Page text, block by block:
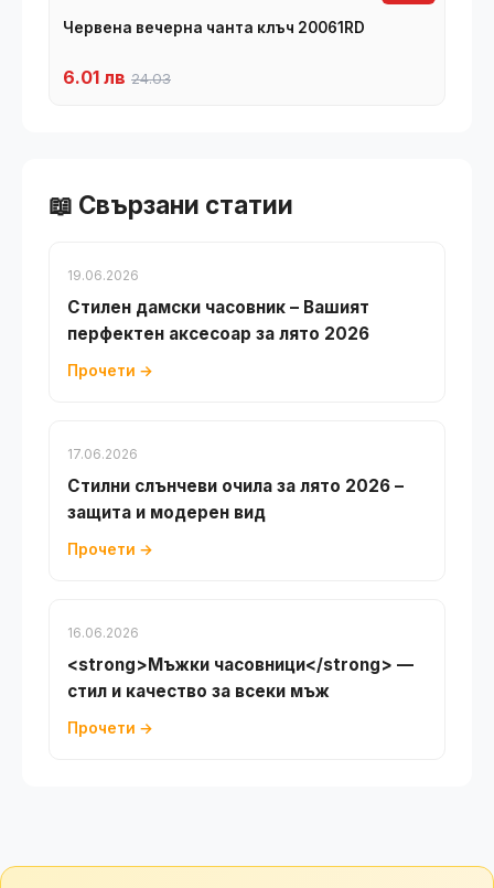
Червена вечерна чанта клъч 20061RD
6.01 лв 24.03
📖 Свързани статии
19.06.2026
Стилен дамски часовник – Вашият
перфектен аксесоар за лято 2026
Прочети →
17.06.2026
Стилни слънчеви очила за лято 2026 –
защита и модерен вид
Прочети →
16.06.2026
<strong>Мъжки часовници</strong> —
стил и качество за всеки мъж
Прочети →